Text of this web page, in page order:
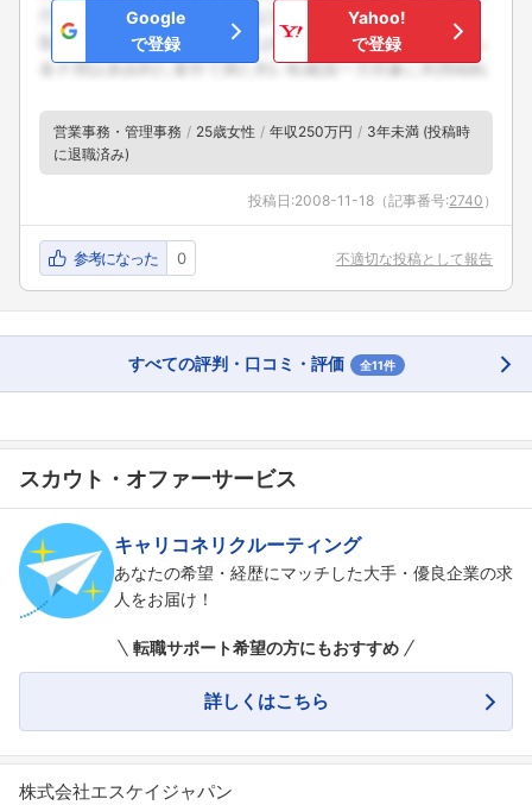
Google
で登録
Yahoo!
で登録
営業事務・管理事務 25歳女性 年収250万円
3年未満 (投稿時
に退職済み)
投稿日:2008-11-18 （記事番号:2740 ）
参考になった 0 不適切な投稿として報告
すべての評判・口コミ・評価 全11件
スカウト・オファーサービス
キャリコネリクルーティング
あなたの希望・経歴にマッチした大手・優良企業の求
人をお届け！
転職サポート希望の方にもおすすめ
詳しくはこちら
株式会社エスケイジャパン